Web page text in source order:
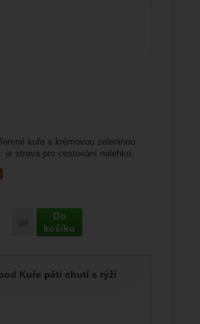
směsí' k porovnání
Přidat 'Trek’N Eat Jemné kuře s
Do
košíku
kuře s krémovou zeleninou
je strava pro cestování nalehko,
Kuře pěti chutí s rýží